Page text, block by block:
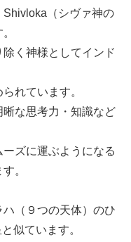
Shivloka（シヴァ神の
く神様としてインド
れています。
な思考力・知識など
ズに運ぶようになる
。
（９つの天体）のひ
似ています。